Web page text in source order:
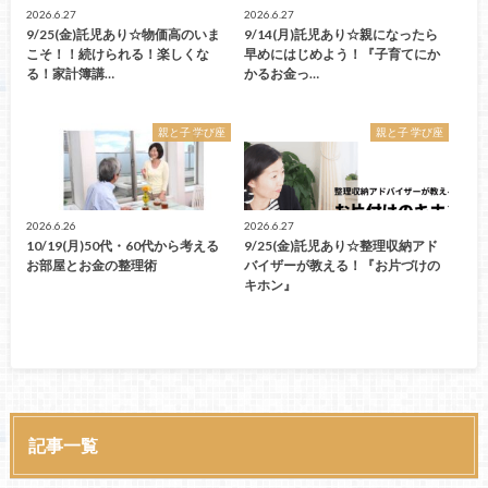
2026.6.27
9/25(金)託児あり☆物価高のいま
こそ！！続けられる！楽しくな
る！家計簿講…
2026.6.27
9/14(月)託児あり☆親になったら
早めにはじめよう！『子育てにか
かるお金っ…
親と子 学び座
2026.6.26
10/19(月)50代・60代から考える
お部屋とお金の整理術
親と子 学び座
2026.6.27
9/25(金)託児あり☆整理収納アド
バイザーが教える！『お片づけの
キホン』
記事一覧